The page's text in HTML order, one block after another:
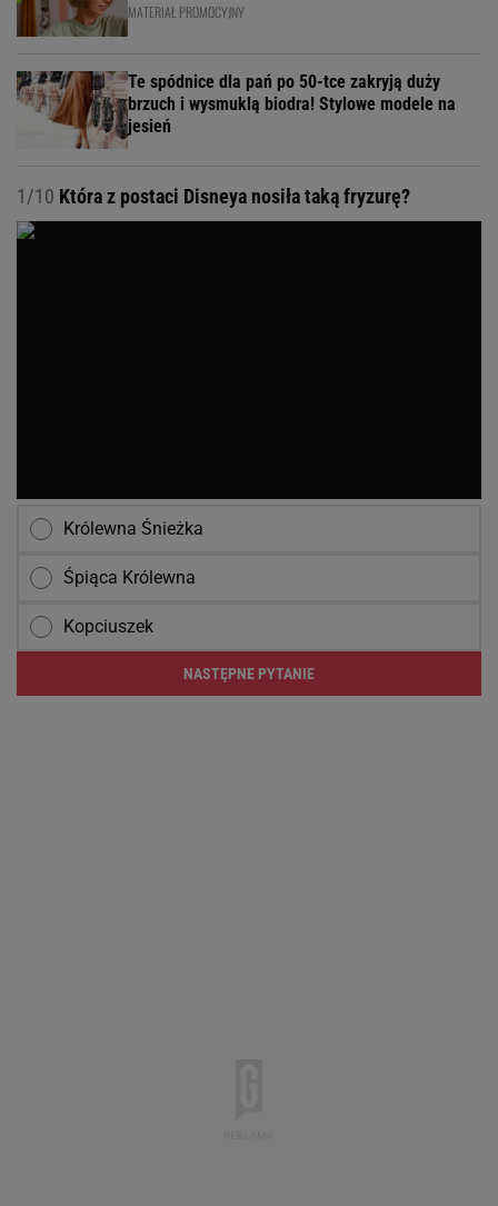
MATERIAŁ PROMOCYJNY
Te spódnice dla pań po 50-tce zakryją duży
brzuch i wysmuklą biodra! Stylowe modele na
jesień
1/10 Która z postaci Disneya nosiła taką fryzurę?
Królewna Śnieżka
Śpiąca Królewna
Kopciuszek
NASTĘPNE PYTANIE